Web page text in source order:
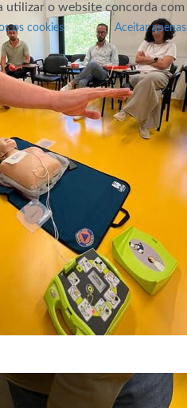
utilizar o website concorda
os cookies Aceitar